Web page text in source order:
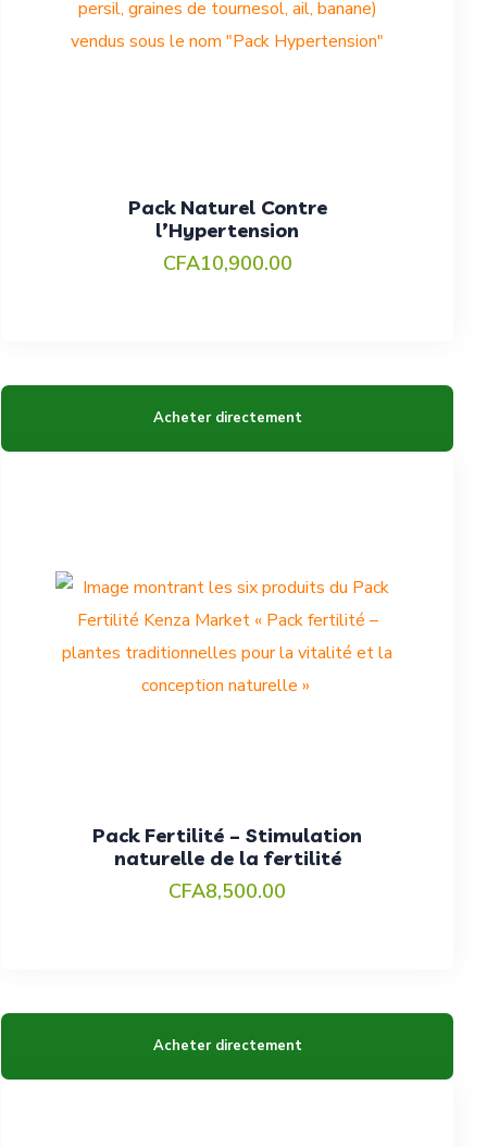
Pack Naturel Contre
l’Hypertension
CFA10,900.00
Acheter directement
Pack Fertilité – Stimulation
naturelle de la fertilité
CFA8,500.00
Acheter directement